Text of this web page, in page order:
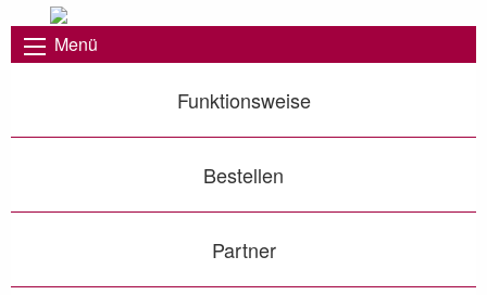
Menü
Funktionsweise
Bestellen
Partner